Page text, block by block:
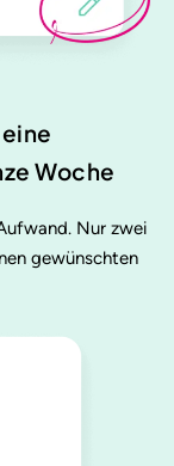
Woche
Nur zwei
gewünschten